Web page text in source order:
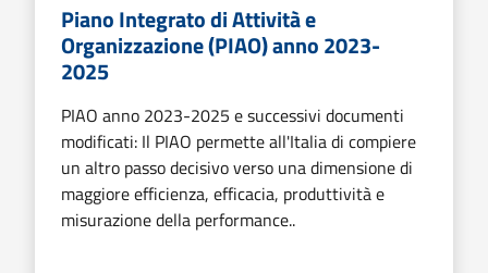
Piano Integrato di Attività e
Organizzazione (PIAO) anno 2023-
2025
PIAO anno 2023-2025 e successivi documenti
modificati: Il PIAO permette all'Italia di compiere
un altro passo decisivo verso una dimensione di
maggiore efficienza, efficacia, produttività e
misurazione della performance..